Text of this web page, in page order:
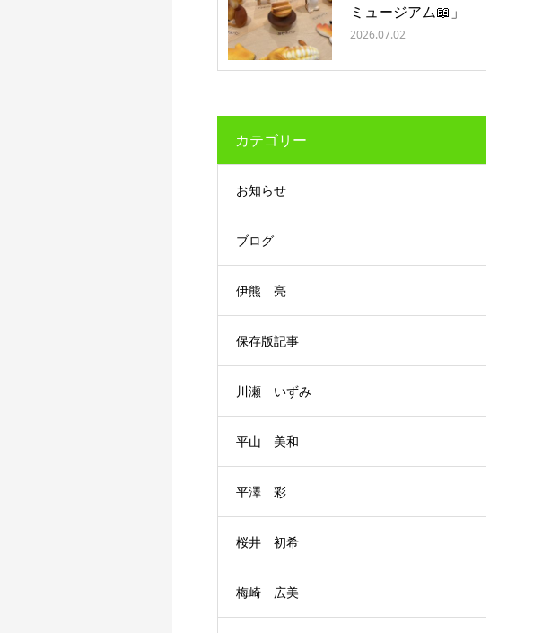
ミュージアム📖」
2026.07.02
カテゴリー
お知らせ
ブログ
伊熊 亮
保存版記事
川瀬 いずみ
平山 美和
平澤 彩
桜井 初希
梅崎 広美